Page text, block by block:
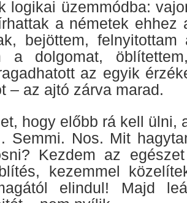
logikai üzemmódba:
a németek ehhez
bejöttem,
a dolgomat,
az egyik
– az ajtó zárva marad.
hogy előbb rá kell ülni,
Semmi. Nos. Mit
Kezdem az
kezemmel
elindul! Majd